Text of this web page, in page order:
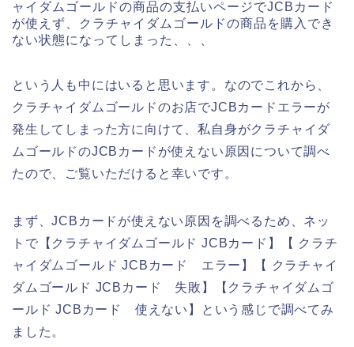
ャイダムゴールドの商品の支払いページでJCBカード
が使えず、クラチャイダムゴールドの商品を購入でき
ない状態になってしまった、、、
という人も中にはいると思います。なのでこれから、
クラチャイダムゴールドのお店でJCBカードエラーが
発生してしまった方に向けて、私自身がクラチャイダ
ムゴールドのJCBカードが使えない原因について調べ
たので、ご覧いただけると幸いです。
まず、JCBカードが使えない原因を調べるため、ネッ
トで【クラチャイダムゴールド JCBカード】【 クラチ
ャイダムゴールド JCBカード エラー】【 クラチャイ
ダムゴールド JCBカード 失敗】【クラチャイダムゴ
ールド JCBカード 使えない】という感じで調べてみ
ました。